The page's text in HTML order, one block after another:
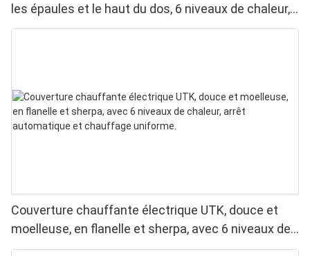
les épaules et le haut du dos, 6 niveaux de chaleur,
lavable en machine
Couverture chauffante électrique UTK, douce et
moelleuse, en flanelle et sherpa, avec 6 niveaux de
chaleur, arrêt automatique et chauffage uniforme.